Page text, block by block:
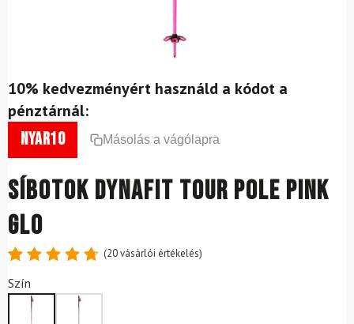
10% kedvezményért használd a kódot a
pénztárnál:
nyar10 Másolás a vágólapra
Síbotok DYNAFIT Tour Pole Pink
Glo
4.8
ből,
(20vásárlói értékelés)
Szín